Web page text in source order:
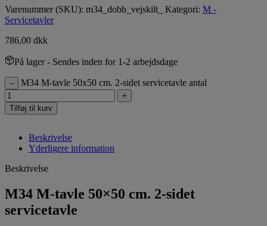
Varenummer (SKU): m34_dobb_vejskilt_ Kategori: M -
Servicetavler
786,00 dkk
På lager - Sendes inden for 1-2 arbejdsdage
– M34 M-tavle 50x50 cm. 2-sidet servicetavle antal
+
Tilføj til kurv
Beskrivelse
Yderligere information
Beskrivelse
M34 M-tavle 50×50 cm. 2-sidet
servicetavle